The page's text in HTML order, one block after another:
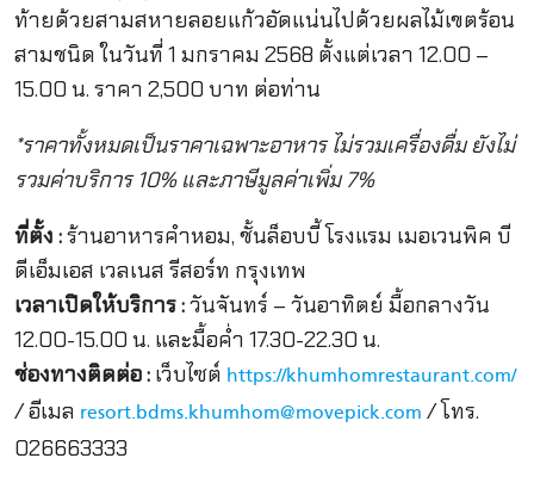
ท้ายด้วยสามสหายลอยแก้วอัดแน่นไปด้วยผลไม้เขตร้อน
สามชนิด ในวันที่ 1 มกราคม 2568 ตั้งแต่เวลา 12.00 –
15.00 น. ราคา 2,500 บาท ต่อท่าน
*ราคาทั้งหมดเป็นราคาเฉพาะอาหาร ไม่รวมเครื่องดื่ม ยังไม่
รวมค่าบริการ 10% และภาษีมูลค่าเพิ่ม 7%
ที่ตั้ง :ร้านอาหารคำหอม, ชั้นล็อบบี้ โรงแรม เมอเวนพิค บี
ดีเอ็มเอส เวลเนส รีสอร์ท กรุงเทพ
เวลาเปิดให้บริการ :วันจันทร์ – วันอาทิตย์ มื้อกลางวัน
12.00-15.00 น. และมื้อค่ำ 17.30-22.30 น.
ช่องทางติดต่อ : เว็บไซต์ https://khumhomrestaurant.com/
/ อีเมล resort.bdms.khumhom@movepick.com / โทร.
026663333